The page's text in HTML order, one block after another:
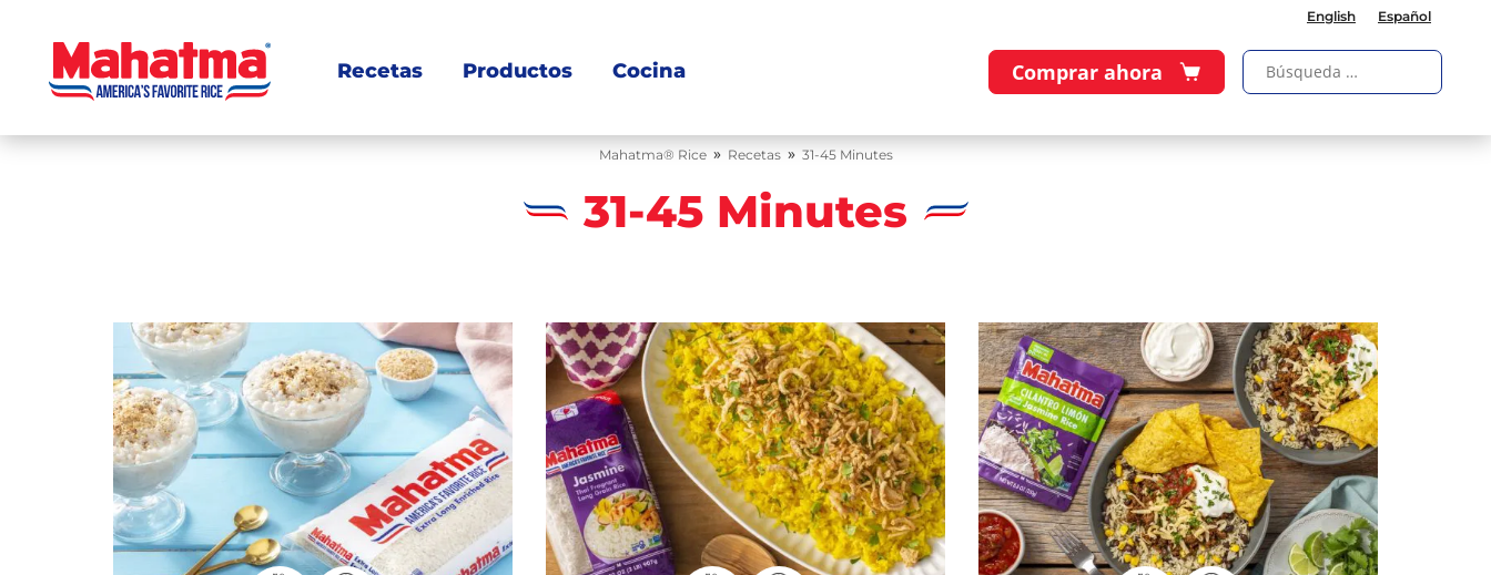
English Español
Recetas Productos Cocina Comprar ahora
Mahatma® Rice » Recetas » 31-45 Minutes
31-45 Minutes